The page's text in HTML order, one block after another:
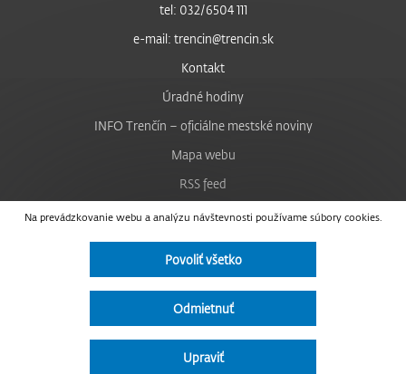
Na prevádzkovanie webu a analýzu návštevnosti používame súbory cookies.
Povoliť všetko
Odmietnuť
Upraviť
tel: 032/6504 111
e-mail: trencin@trencin.sk
Kontakt
Úradné hodiny
INFO Trenčín – oficiálne mestské noviny
Mapa webu
RSS feed
Nastavenie cookies
Facebook
Instagram
Vyhlásenie o prístupnosti